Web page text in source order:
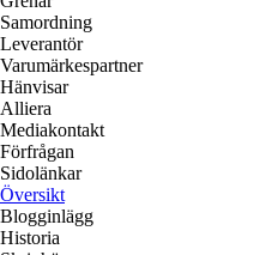
Samordning
Leverantör
Varumärkespartner
Hänvisar
Alliera
Mediakontakt
Förfrågan
Sidolänkar
Översikt
Blogginlägg
Historia